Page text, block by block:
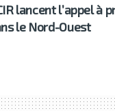
lancent l’appel à
le Nord-Ouest